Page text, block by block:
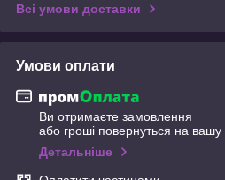
Всі умови доставки
Умови оплати
Ви отримаєте замовлення
або гроші повернуться на вашу
Детальніше